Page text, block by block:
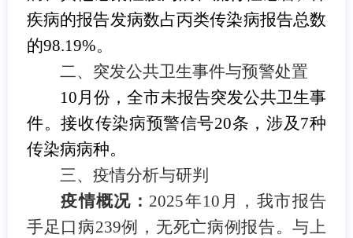
疾病的报告发病数占丙类传染病报告总数
的98.19%。
二、突发公共卫生事件与预警处置
10 月份，全市未报告突发公共卫生事
件。接收传染病预警信号20条，涉及 7种
传染病病种。
三、疫情分析与研判
疫情概况： 2025年10 月，我市报告
手足口病239例，无死亡病例报告。与上